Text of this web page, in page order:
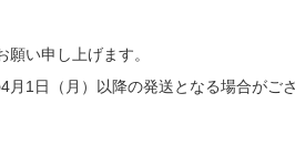
い申し上げます。
1日（月）以降の発送となる場合がご